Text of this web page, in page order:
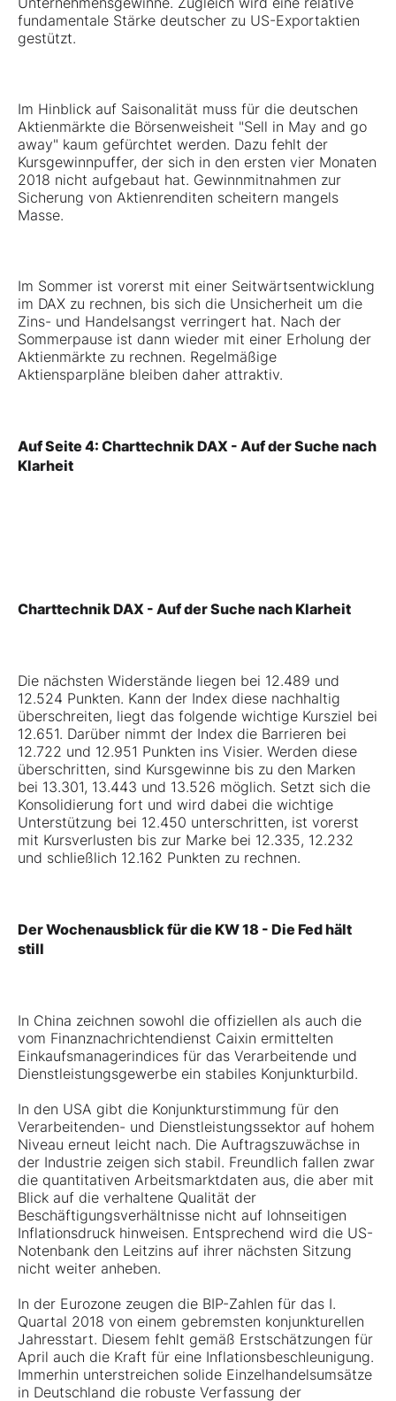
fundamentale Stärke deutscher zu US-Exportaktien
gestützt.
Im Hinblick auf Saisonalität muss für die deutschen
Aktienmärkte die Börsenweisheit "Sell in May and go
away" kaum gefürchtet werden. Dazu fehlt der
Kursgewinnpuffer, der sich in den ersten vier Monaten
2018 nicht aufgebaut hat. Gewinnmitnahmen zur
Sicherung von Aktienrenditen scheitern mangels
Masse.
Im Sommer ist vorerst mit einer Seitwärtsentwicklung
im DAX zu rechnen, bis sich die Unsicherheit um die
Zins- und Handelsangst verringert hat. Nach der
Sommerpause ist dann wieder mit einer Erholung der
Aktienmärkte zu rechnen. Regelmäßige
Aktiensparpläne bleiben daher attraktiv.
Auf Seite 4: Charttechnik DAX - Auf der Suche nach
Klarheit
Charttechnik DAX - Auf der Suche nach Klarheit
Die nächsten Widerstände liegen bei 12.489 und
12.524 Punkten. Kann der Index diese nachhaltig
überschreiten, liegt das folgende wichtige Kursziel bei
12.651. Darüber nimmt der Index die Barrieren bei
12.722 und 12.951 Punkten ins Visier. Werden diese
überschritten, sind Kursgewinne bis zu den Marken
bei 13.301, 13.443 und 13.526 möglich. Setzt sich die
Konsolidierung fort und wird dabei die wichtige
Unterstützung bei 12.450 unterschritten, ist vorerst
mit Kursverlusten bis zur Marke bei 12.335, 12.232
und schließlich 12.162 Punkten zu rechnen.
Der Wochenausblick für die KW 18 - Die Fed hält
still
In China zeichnen sowohl die offiziellen als auch die
vom Finanznachrichtendienst Caixin ermittelten
Einkaufsmanagerindices für das Verarbeitende und
Dienstleistungsgewerbe ein stabiles Konjunkturbild.
In den USA gibt die Konjunkturstimmung für den
Verarbeitenden- und Dienstleistungssektor auf hohem
Niveau erneut leicht nach. Die Auftragszuwächse in
der Industrie zeigen sich stabil. Freundlich fallen zwar
die quantitativen Arbeitsmarktdaten aus, die aber mit
Blick auf die verhaltene Qualität der
Beschäftigungsverhältnisse nicht auf lohnseitigen
Inflationsdruck hinweisen. Entsprechend wird die US-
Notenbank den Leitzins auf ihrer nächsten Sitzung
nicht weiter anheben.
In der Eurozone zeugen die BIP-Zahlen für das I.
Quartal 2018 von einem gebremsten konjunkturellen
Jahresstart. Diesem fehlt gemäß Erstschätzungen für
April auch die Kraft für eine Inflationsbeschleunigung.
Immerhin unterstreichen solide Einzelhandelsumsätze
in Deutschland die robuste Verfassung der